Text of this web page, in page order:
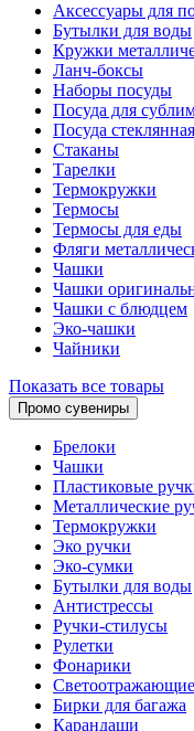
Аксессуары для
Бутылки для воды
Кружки
Ланч-боксы
Наборы посуды
Посуда для
Посуда стеклянная
Стаканы
Тарелки
Термокружки
Термосы
Термосы для еды
Фляги
Чашки
Чашки
Чашки с блюдцем
Эко-чашки
Чайники
Показать все товары
Промо сувениры
Брелоки
Чашки
Пластиковые
Металлические
Термокружки
Эко ручки
Эко-сумки
Бутылки для воды
Антистрессы
Ручки-стилусы
Рулетки
Фонарики
Бирки для багажа
Карандаши